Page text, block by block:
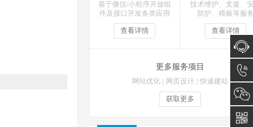
基于微信/小程序开放组
件及接口开发各类应用
查看详情
技术维护、支援、
防护、模板等服
查看详情
更多服务项目
网站优化 网页设计 快速建站
获取更多
在线咨
询
0512-
5011